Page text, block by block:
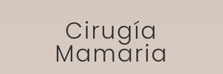
Cirugía
Mamaria